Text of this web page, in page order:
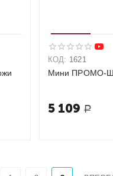
КОД: 1621
Мини ПРОМО-
5 109 Р